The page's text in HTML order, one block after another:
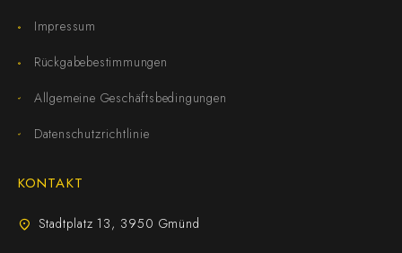
Impressum
Rückgabebestimmungen
Allgemeine Geschäftsbedingungen
Datenschutzrichtlinie
KONTAKT
Stadtplatz 13, 3950 Gmünd